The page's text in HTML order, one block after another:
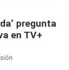
pregunta
en TV+